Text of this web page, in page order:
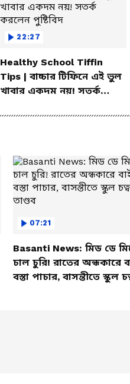
22:27
Healthy School Tiffin
Tips | বাচ্চার টিফিনে এই ভুল
খাবার একদম নয়! সতর্ক
07:21
Basanti News: মিড ডে
চাল চুরি! রাতের অন্ধকারে
বস্তা পাচার, বাসন্তীতে স্কুল